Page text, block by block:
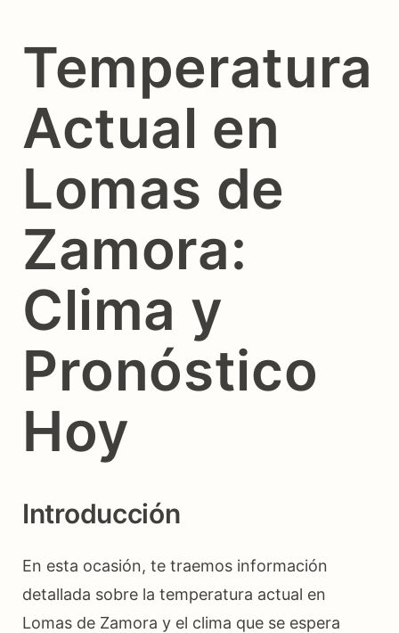
Temperatura
Actual en
Lomas de
Zamora:
Clima y
Pronóstico
Hoy
Introducción
En esta ocasión, te traemos información
detallada sobre la temperatura actual en
Lomas de Zamora y el clima que se espera